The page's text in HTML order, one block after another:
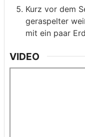
Kurz vor dem
geraspelter
mit ein paar
VIDEO